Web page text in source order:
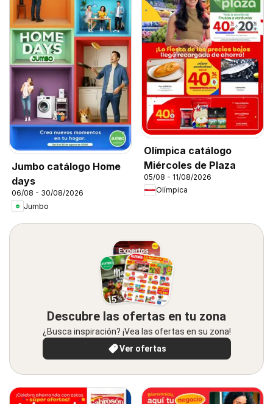
Jumbo catálogo Home
days
06/08 - 30/08/2026
Jumbo
Olímpica catálogo
Miércoles de Plaza
05/08 - 11/08/2026
Olímpica
Descubre las ofertas en tu zona
¿Busca inspiración? ¡Vea las ofertas en su zona!
Ver ofertas